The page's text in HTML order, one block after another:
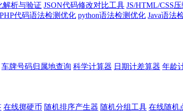
解析与验证 JSON代码修改对比工具 JS/HTML/CSS
PHP代码语法检测优化 python语法检测优化 Java语法
车牌号码归属地查询 科学计算器 日期计差算器 年龄
在线掷硬币 随机排序产生器 随机分组工具 在线随机